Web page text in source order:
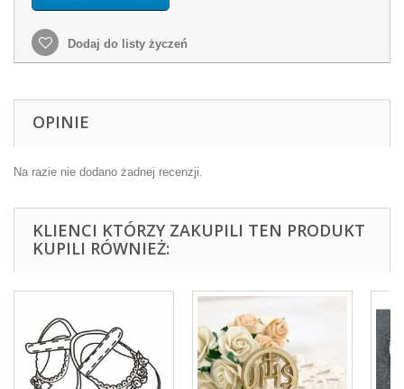
Dodaj do listy życzeń
OPINIE
Na razie nie dodano żadnej recenzji.
KLIENCI KTÓRZY ZAKUPILI TEN PRODUKT
KUPILI RÓWNIEŻ: